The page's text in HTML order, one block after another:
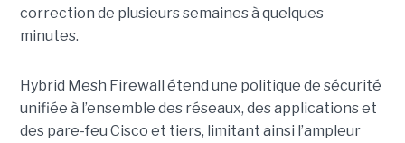
correction de plusieurs semaines à quelques
minutes.
Hybrid Mesh Firewall étend une politique de sécurité
unifiée à l’ensemble des réseaux, des applications et
des pare-feu Cisco et tiers, limitant ainsi l’ampleur